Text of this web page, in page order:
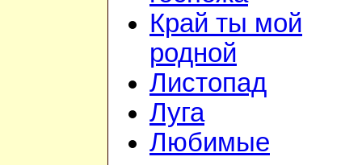
Край ты мой
родной
Листопад
Луга
Любимые